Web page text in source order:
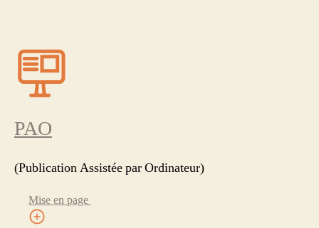
PAO
(Publication Assistée par Ordinateur)
Mise en page